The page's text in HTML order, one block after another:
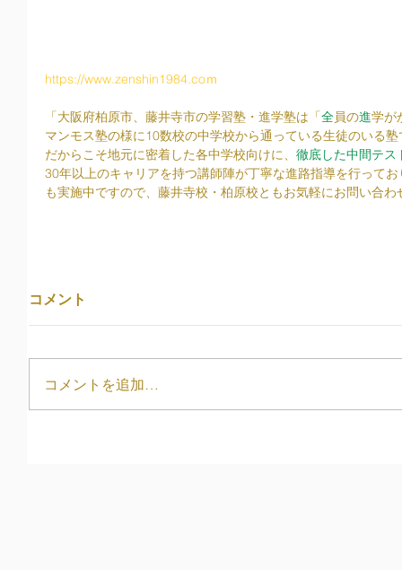
https://www.zenshin1984.coｍ
「大阪府柏原市、藤井寺市の学習塾・進学塾は「全員の進学が
マンモス塾の様に10数校の中学校から通っている生徒のいる
だからこそ地元に密着した各中学校向けに、 徹底した中間テス
30年以上のキャリアを持つ講師陣が丁寧な進路指導を行って
も実施中ですので、藤井寺校・柏原校ともお気軽にお問い合わ
コメント
コメントを追加…